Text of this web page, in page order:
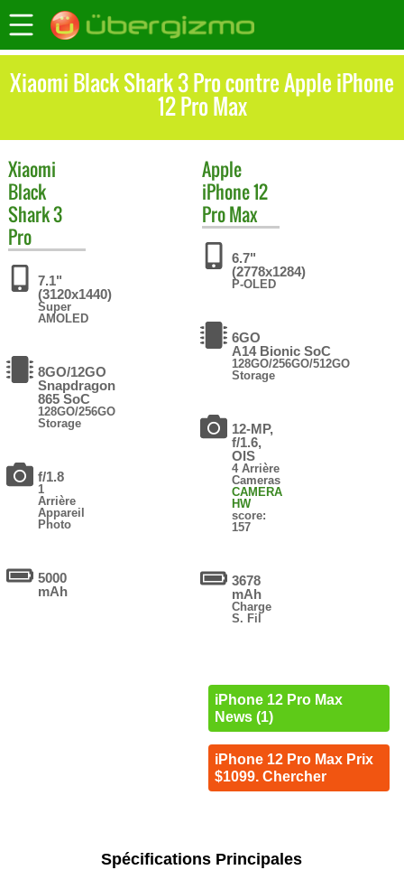
Xiaomi Black Shark 3 Pro contre Apple iPhone
12 Pro Max
Xiaomi
Black
Shark 3
Pro
7.1"
(3120x1440)
Super
AMOLED
8GO/12GO
Snapdragon
865 SoC
128GO/256GO
Storage
f/1.8
1
Arrière
Appareil
Photo
5000
mAh
Apple
iPhone 12
Pro Max
6.7"
(2778x1284)
P-OLED
6GO
A14 Bionic SoC
128GO/256GO/512GO
Storage
12-MP,
f/1.6,
OIS
4 Arrière
Cameras
CAMERA
HW
score:
157
3678
mAh
Charge
S. Fil
iPhone 12 Pro Max
News (1)
iPhone 12 Pro Max Prix
$1099. Chercher
Spécifications Principales